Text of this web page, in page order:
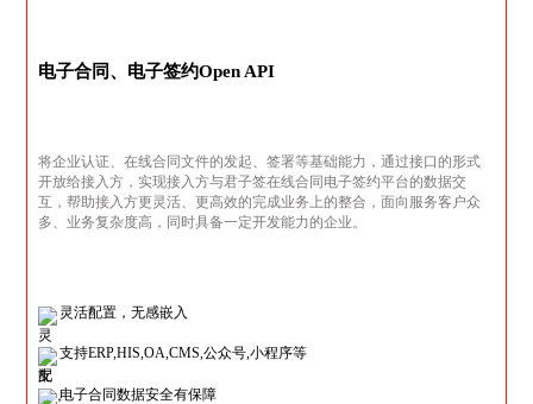
电子合同、电子签约Open API
将企业认证、在线合同文件的发起、签署等基础能力，通过接口的形式
开放给接入方，实现接入方与君子签在线合同电子签约平台的数据交
互，帮助接入方更灵活、更高效的完成业务上的整合，面向服务客户众
多、业务复杂度高，同时具备一定开发能力的企业。
灵活配置，无感嵌入
支持ERP,HIS,OA,CMS,公众号,小程序等
电子合同数据安全有保障